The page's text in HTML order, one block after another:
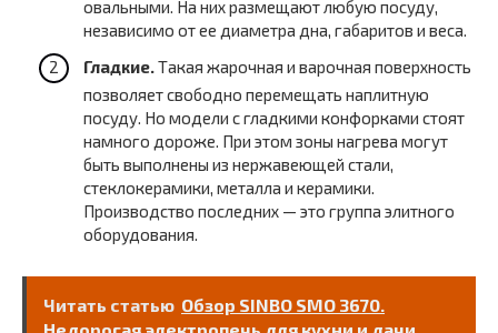
овальными. На них размещают любую посуду,
независимо от ее диаметра дна, габаритов и веса.
Гладкие.Такая жарочная и варочная поверхность
позволяет свободно перемещать наплитную
посуду. Но модели с гладкими конфорками стоят
намного дороже. При этом зоны нагрева могут
быть выполнены из нержавеющей стали,
стеклокерамики, металла и керамики.
Производство последних — это группа элитного
оборудования.
Читать статью Обзор SINBO SMO 3670.